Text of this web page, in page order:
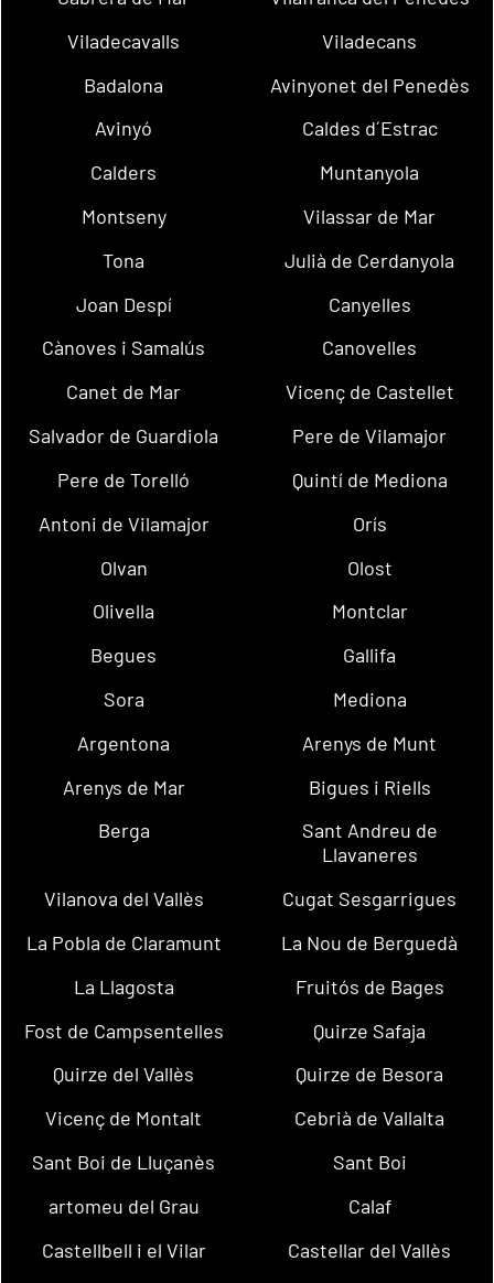
Viladecavalls
Viladecans
Badalona
Avinyonet del Penedès
Avinyó
Caldes d´Estrac
Calders
Muntanyola
Montseny
Vilassar de Mar
Tona
Julià de Cerdanyola
Joan Despí
Canyelles
Cànoves i Samalús
Canovelles
Canet de Mar
Vicenç de Castellet
Salvador de Guardiola
Pere de Vilamajor
Pere de Torelló
Quintí de Mediona
Antoni de Vilamajor
Orís
Olvan
Olost
Olivella
Montclar
Begues
Gallifa
Sora
Mediona
Argentona
Arenys de Munt
Arenys de Mar
Bigues i Riells
Berga
Sant Andreu de
Llavaneres
Vilanova del Vallès
Cugat Sesgarrigues
La Pobla de Claramunt
La Nou de Berguedà
La Llagosta
Fruitós de Bages
Fost de Campsentelles
Quirze Safaja
Quirze del Vallès
Quirze de Besora
Vicenç de Montalt
Cebrià de Vallalta
Sant Boi de Lluçanès
Sant Boi
artomeu del Grau
Calaf
Castellbell i el Vilar
Castellar del Vallès